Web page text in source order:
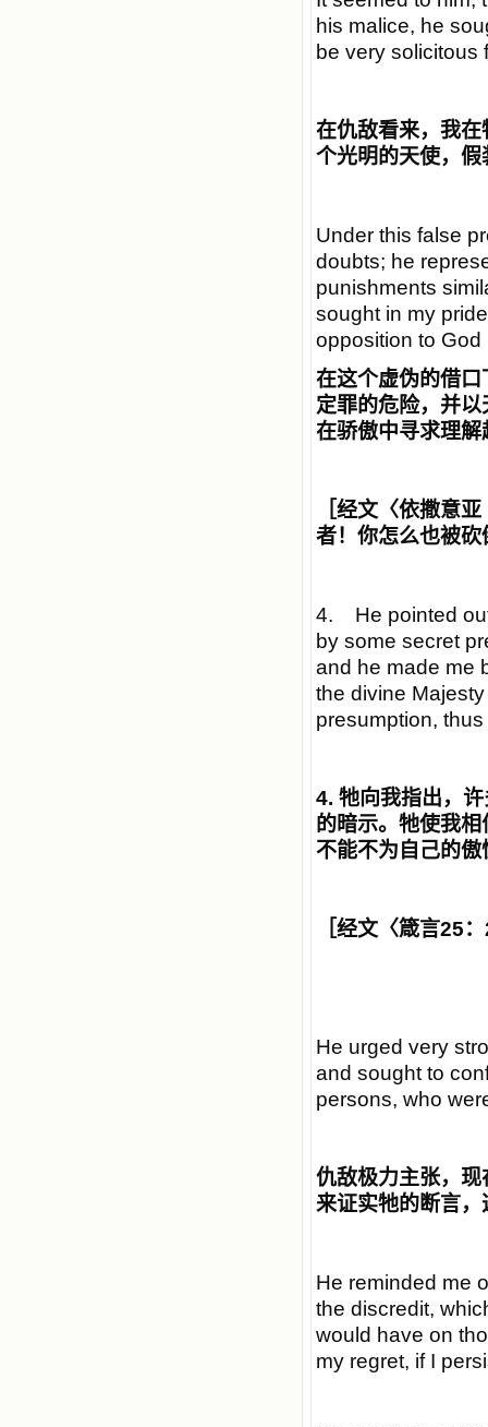
his malice, he
be very solicitous
在仇敌看来，我
个光明的天使，
Under this false
doubts; he
punishments
sought in my
opposition to God
在这个虚伪的借
定罪的危险，并
在骄傲中寻求理
［经文〈依撒意亚
者！你怎么也被砍
4. He pointed out
by some secret
and he made me
the divine
presumption,
4. 牠向我指出，
的暗示。牠使我
不能不为自己的
［经文〈箴言25：
He urged very
and sought to
persons, who
仇敌极力主张，
来证实牠的断言
He reminded me
the discredit,
would have on
my regret, if I